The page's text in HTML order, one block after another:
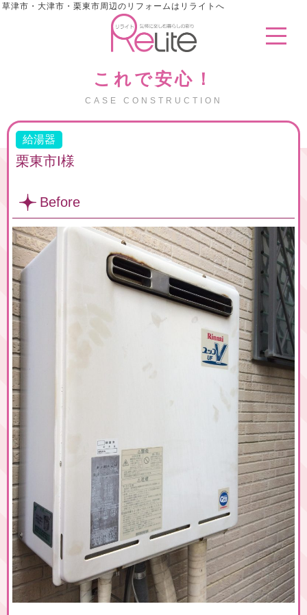
草津市・大津市・栗東市周辺のリフォームはリライトへ
これで安心！
CASE CONSTRUCTION
給湯器
栗東市I様
Before